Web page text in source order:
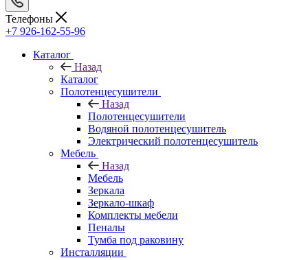
Телефоны
+7 926-162-55-96
Каталог
Назад
Каталог
Полотенцесушители
Назад
Полотенцесушители
Водяной полотенцесушитель
Электрический полотенцесушитель
Мебель
Назад
Мебель
Зеркала
Зеркало-шкаф
Комплекты мебели
Пеналы
Тумба под раковину
Инсталляции